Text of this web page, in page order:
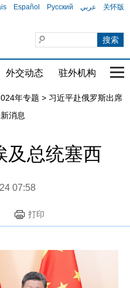
Español Русский عربي 关怀版
外交动态 驻外机构 国
年专题 > 习近平赴俄罗斯出席
消息
及总统塞西
07:58
打印